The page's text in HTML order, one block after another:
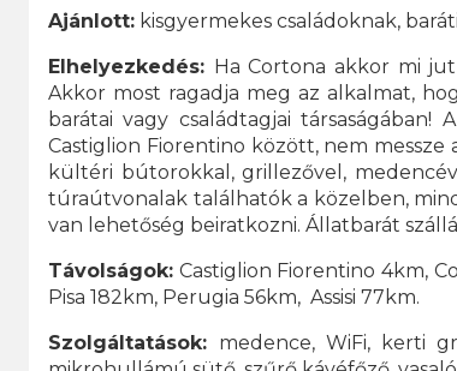
Ajánlott: kisgyermekes családoknak,
Elhelyezkedés: Ha Cortona akkor mi
Akkor most ragadja meg az alkalmat,
barátai vagy családtagjai
Castiglion Fiorentino között, nem
kültéri bútorokkal, grillezővel,
túraútvonalak találhatók a közelben,
van lehetőség beiratkozni. Állatbarát
Távolságok: Castiglion Fiorentino 4km,
Pisa 182km, Perugia 56km, Assisi 77km.
Szolgáltatások: medence, WiFi, kerti